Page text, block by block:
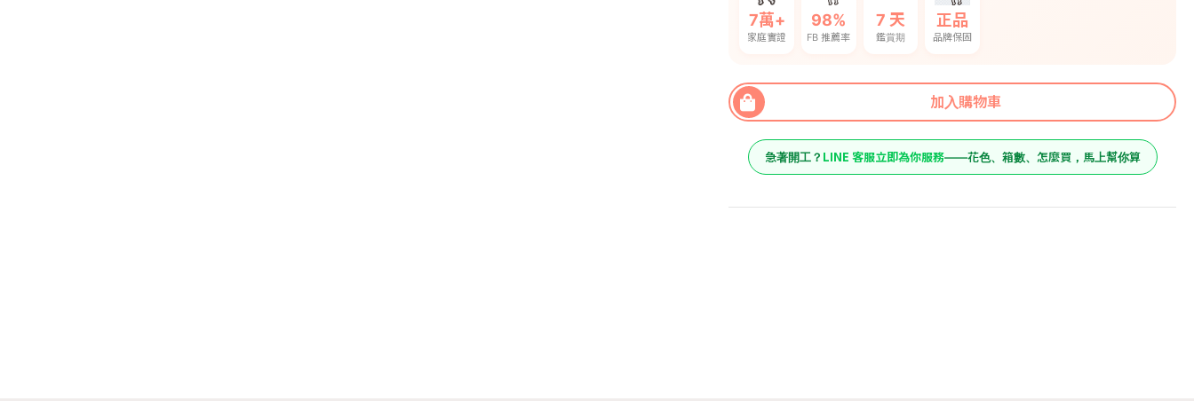
7萬+
家庭實證
98%
FB 推薦率
7 天
鑑賞期
正品
品牌保固
加入購物車
急著開工？ LINE 客服立即為你服務——花色、箱數、怎麼買，馬上幫你算
354